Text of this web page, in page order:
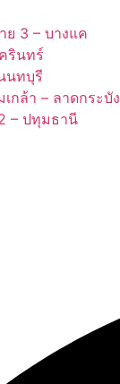
3 – บางแค
รินทร์
นทบุรี
กล้า – ลาดกระบัง
– ปทุมธานี